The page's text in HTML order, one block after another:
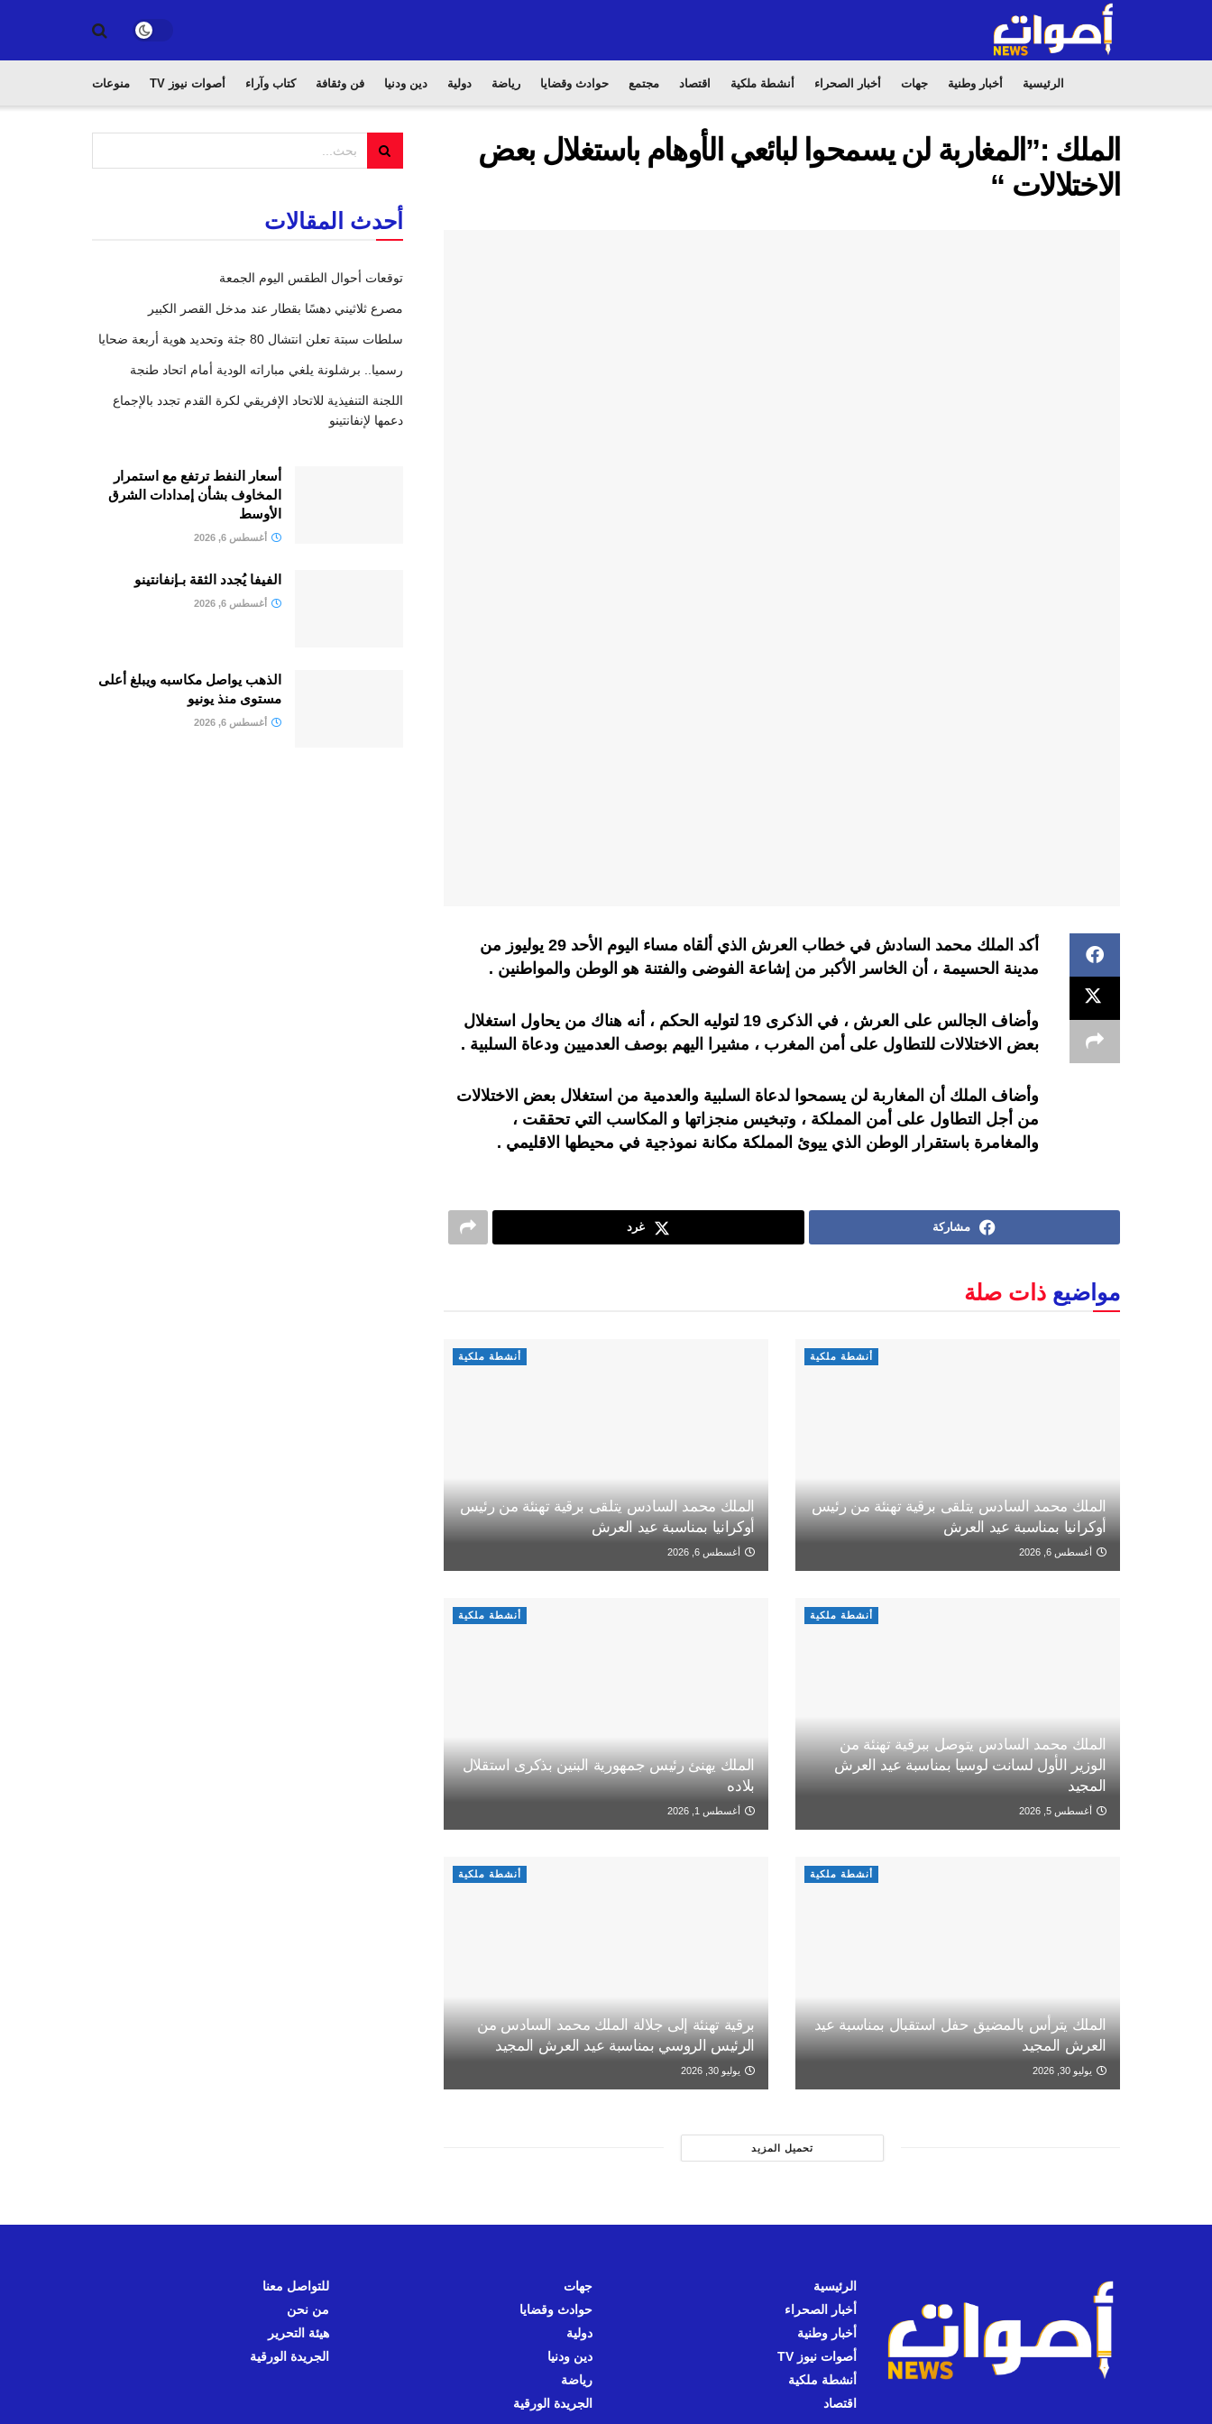
الرئيسية أخبار وطنية جهات أخبار الصحراء أنشطة ملكية اقتصاد مجتمع حوادث وقضايا رياضة دولية دين ودنيا فن وثقافة كتاب وآراء أصوات نيوز TV منوعات
الملك :”المغاربة لن يسمحوا لبائعي الأوهام باستغلال بعض
الاختلالات “‎
أكد الملك محمد السادش في خطاب العرش الذي ألقاه مساء اليوم الأحد 29 يوليوز من
مدينة الحسيمة ، أن الخاسر الأكبر من إشاعة الفوضى والفتنة هو الوطن والمواطنين .
وأضاف الجالس على العرش ، في الذكرى 19 لتوليه الحكم ، أنه هناك من يحاول استغلال
بعض الاختلالات للتطاول على أمن المغرب ، مشيرا اليهم بوصف العدميين ودعاة السلبية .
وأضاف الملك أن المغاربة لن يسمحوا لدعاة السلبية والعدمية من استغلال بعض الاختلالات
من أجل التطاول على أمن المملكة ، وتبخيس منجزاتها و المكاسب التي تحققت ،
والمغامرة باستقرار الوطن الذي ييوئ المملكة مكانة نموذجية في محيطها الاقليمي .
مشاركة غرد
مواضيع ذات صلة
أنشطة ملكية
الملك محمد السادس يتلقى برقية تهنئة من رئيس
أوكرانيا بمناسبة عيد العرش
أغسطس 6, 2026
أنشطة ملكية
الملك محمد السادس يتلقى برقية تهنئة من رئيس
أوكرانيا بمناسبة عيد العرش
أغسطس 6, 2026
أنشطة ملكية
الملك محمد السادس يتوصل ببرقية تهنئة من
الوزير الأول لسانت لوسيا بمناسبة عيد العرش
المجيد
أغسطس 5, 2026
أنشطة ملكية
الملك يهنئ رئيس جمهورية البنين بذكرى استقلال
بلاده
أغسطس 1, 2026
أنشطة ملكية
الملك يترأس بالمضيق حفل استقبال بمناسبة عيد
العرش المجيد
يوليو 30, 2026
أنشطة ملكية
برقية تهنئة إلى جلالة الملك محمد السادس من
الرئيس الروسي بمناسبة عيد العرش المجيد
يوليو 30, 2026
تحميل المزيد
أحدث المقالات
توقعات أحوال الطقس اليوم الجمعة
مصرع ثلاثيني دهسًا بقطار عند مدخل القصر الكبير
سلطات سبتة تعلن انتشال 80 جثة وتحديد هوية أربعة ضحايا
رسميا.. برشلونة يلغي مباراته الودية أمام اتحاد طنجة
اللجنة التنفيذية للاتحاد الإفريقي لكرة القدم تجدد بالإجماع
دعمها لإنفانتينو
أسعار النفط ترتفع مع استمرار
المخاوف بشأن إمدادات الشرق
الأوسط
أغسطس 6, 2026
الفيفا يُجدد الثقة بـإنفانتينو
أغسطس 6, 2026
الذهب يواصل مكاسبه ويبلغ أعلى
مستوى منذ يونيو
أغسطس 6, 2026
الرئيسية
أخبار الصحراء
أخبار وطنية
أصوات نيوز TV
أنشطة ملكية
اقتصاد
جهات
حوادث وقضايا
دولية
دين ودنيا
رياضة
الجريدة الورقية
للتواصل معنا
من نحن
هيئة التحرير
الجريدة الورقية